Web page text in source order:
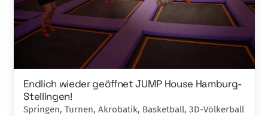
Endlich wieder geöffnet JUMP House Hamburg-
Stellingen!
Springen, Turnen, Akrobatik, Basketball, 3D-Völkerball